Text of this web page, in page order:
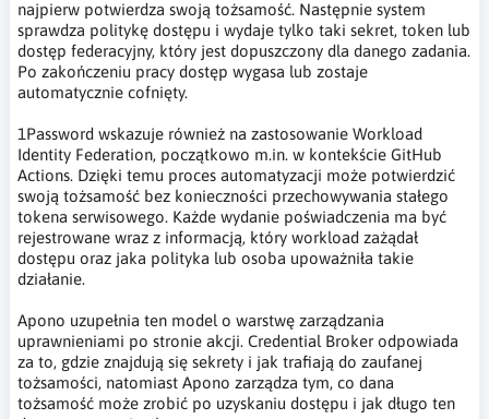
najpierw potwierdza swoją tożsamość. Następnie system
sprawdza politykę dostępu i wydaje tylko taki sekret, token lub
dostęp federacyjny, który jest dopuszczony dla danego zadania.
Po zakończeniu pracy dostęp wygasa lub zostaje
automatycznie cofnięty.
1Password wskazuje również na zastosowanie Workload
Identity Federation, początkowo m.in. w kontekście GitHub
Actions. Dzięki temu proces automatyzacji może potwierdzić
swoją tożsamość bez konieczności przechowywania stałego
tokena serwisowego. Każde wydanie poświadczenia ma być
rejestrowane wraz z informacją, który workload zażądał
dostępu oraz jaka polityka lub osoba upoważniła takie
działanie.
Apono uzupełnia ten model o warstwę zarządzania
uprawnieniami po stronie akcji. Credential Broker odpowiada
za to, gdzie znajdują się sekrety i jak trafiają do zaufanej
tożsamości, natomiast Apono zarządza tym, co dana
tożsamość może zrobić po uzyskaniu dostępu i jak długo ten